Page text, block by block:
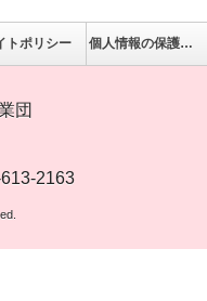
トポリシー 個人情報の保護について
団
2163